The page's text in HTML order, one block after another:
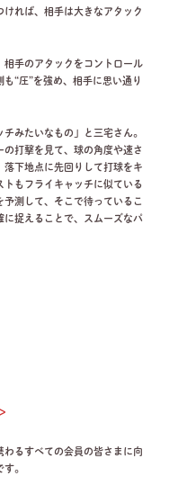
れば、相手は大きなアタック
相手のアタックをコントロール
“圧”を強め、相手に思い通り
みたいなもの」と三宅さん。
打撃を見て、球の角度や速さ
下地点に先回りして打球をキ
もフライキャッチに似ている
測して、そこで待っているこ
に捉えることで、スムーズなパ
るすべての会員の皆さまに向
。